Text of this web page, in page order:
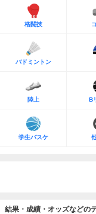
格闘技
バドミントン
陸上 B
学生バスケ
結果・成績・オッズなどの